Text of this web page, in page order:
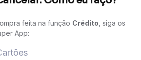
feita na função Crédito , siga os
App: